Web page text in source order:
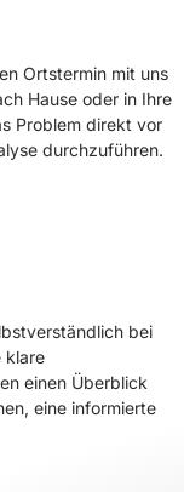
Ortstermin mit uns
Hause oder in Ihre
Problem direkt vor
durchzuführen.
bei
klare
einen Überblick
eine informierte